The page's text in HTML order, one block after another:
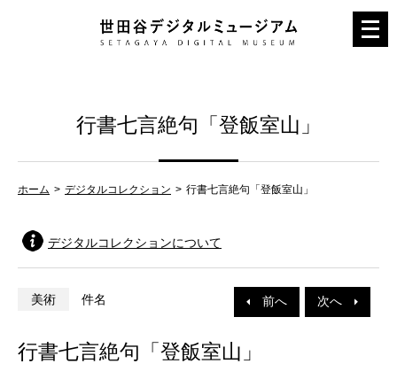
メ
ニ
行書七言絶句「登飯室山」
ホーム デジタルコレクション 行書七言絶句「登飯室山」
デジタルコレクションについて
前へ 次へ
美術 件名
行書七言絶句「登飯室山」